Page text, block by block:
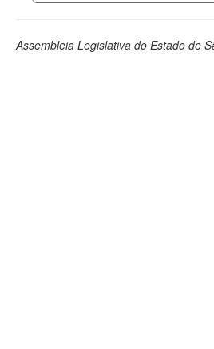
Assembleia Legislativa do Estado de